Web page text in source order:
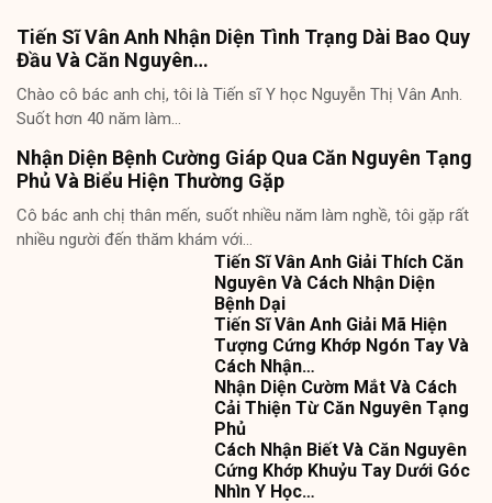
Tiến Sĩ Vân Anh Nhận Diện Tình Trạng Dài Bao Quy
Đầu Và Căn Nguyên…
Chào cô bác anh chị, tôi là Tiến sĩ Y học Nguyễn Thị Vân Anh.
Suốt hơn 40 năm làm…
Nhận Diện Bệnh Cường Giáp Qua Căn Nguyên Tạng
Phủ Và Biểu Hiện Thường Gặp
Cô bác anh chị thân mến, suốt nhiều năm làm nghề, tôi gặp rất
nhiều người đến thăm khám với…
Tiến Sĩ Vân Anh Giải Thích Căn
Nguyên Và Cách Nhận Diện
Bệnh Dại
Tiến Sĩ Vân Anh Giải Mã Hiện
Tượng Cứng Khớp Ngón Tay Và
Cách Nhận…
Nhận Diện Cườm Mắt Và Cách
Cải Thiện Từ Căn Nguyên Tạng
Phủ
Cách Nhận Biết Và Căn Nguyên
Cứng Khớp Khuỷu Tay Dưới Góc
Nhìn Y Học…